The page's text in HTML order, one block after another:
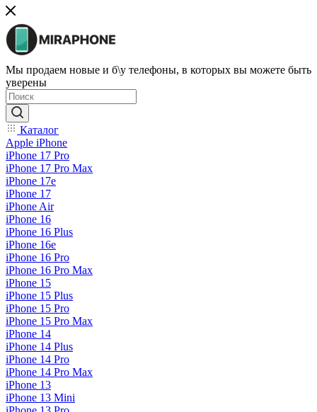
Мы продаем новые и б\у телефоны, в которых вы можете быть
уверены
Каталог
Apple iPhone
iPhone 17 Pro
iPhone 17 Pro Max
iPhone 17e
iPhone 17
iPhone Air
iPhone 16
iPhone 16 Plus
iPhone 16e
iPhone 16 Pro
iPhone 16 Pro Max
iPhone 15
iPhone 15 Plus
iPhone 15 Pro
iPhone 15 Pro Max
iPhone 14
iPhone 14 Plus
iPhone 14 Pro
iPhone 14 Pro Max
iPhone 13
iPhone 13 Mini